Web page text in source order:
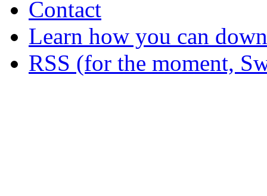
Contact
Learn how you can
RSS (for the moment,